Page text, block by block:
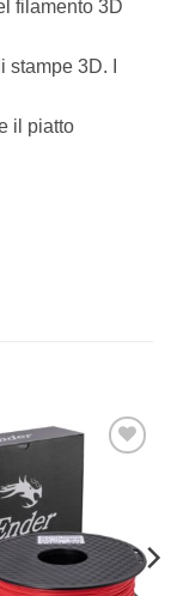
filamento 3D
3D. I
il piatto
Aggiungi